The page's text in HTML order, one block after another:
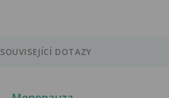
SOUVISEJÍCÍ DOTAZY